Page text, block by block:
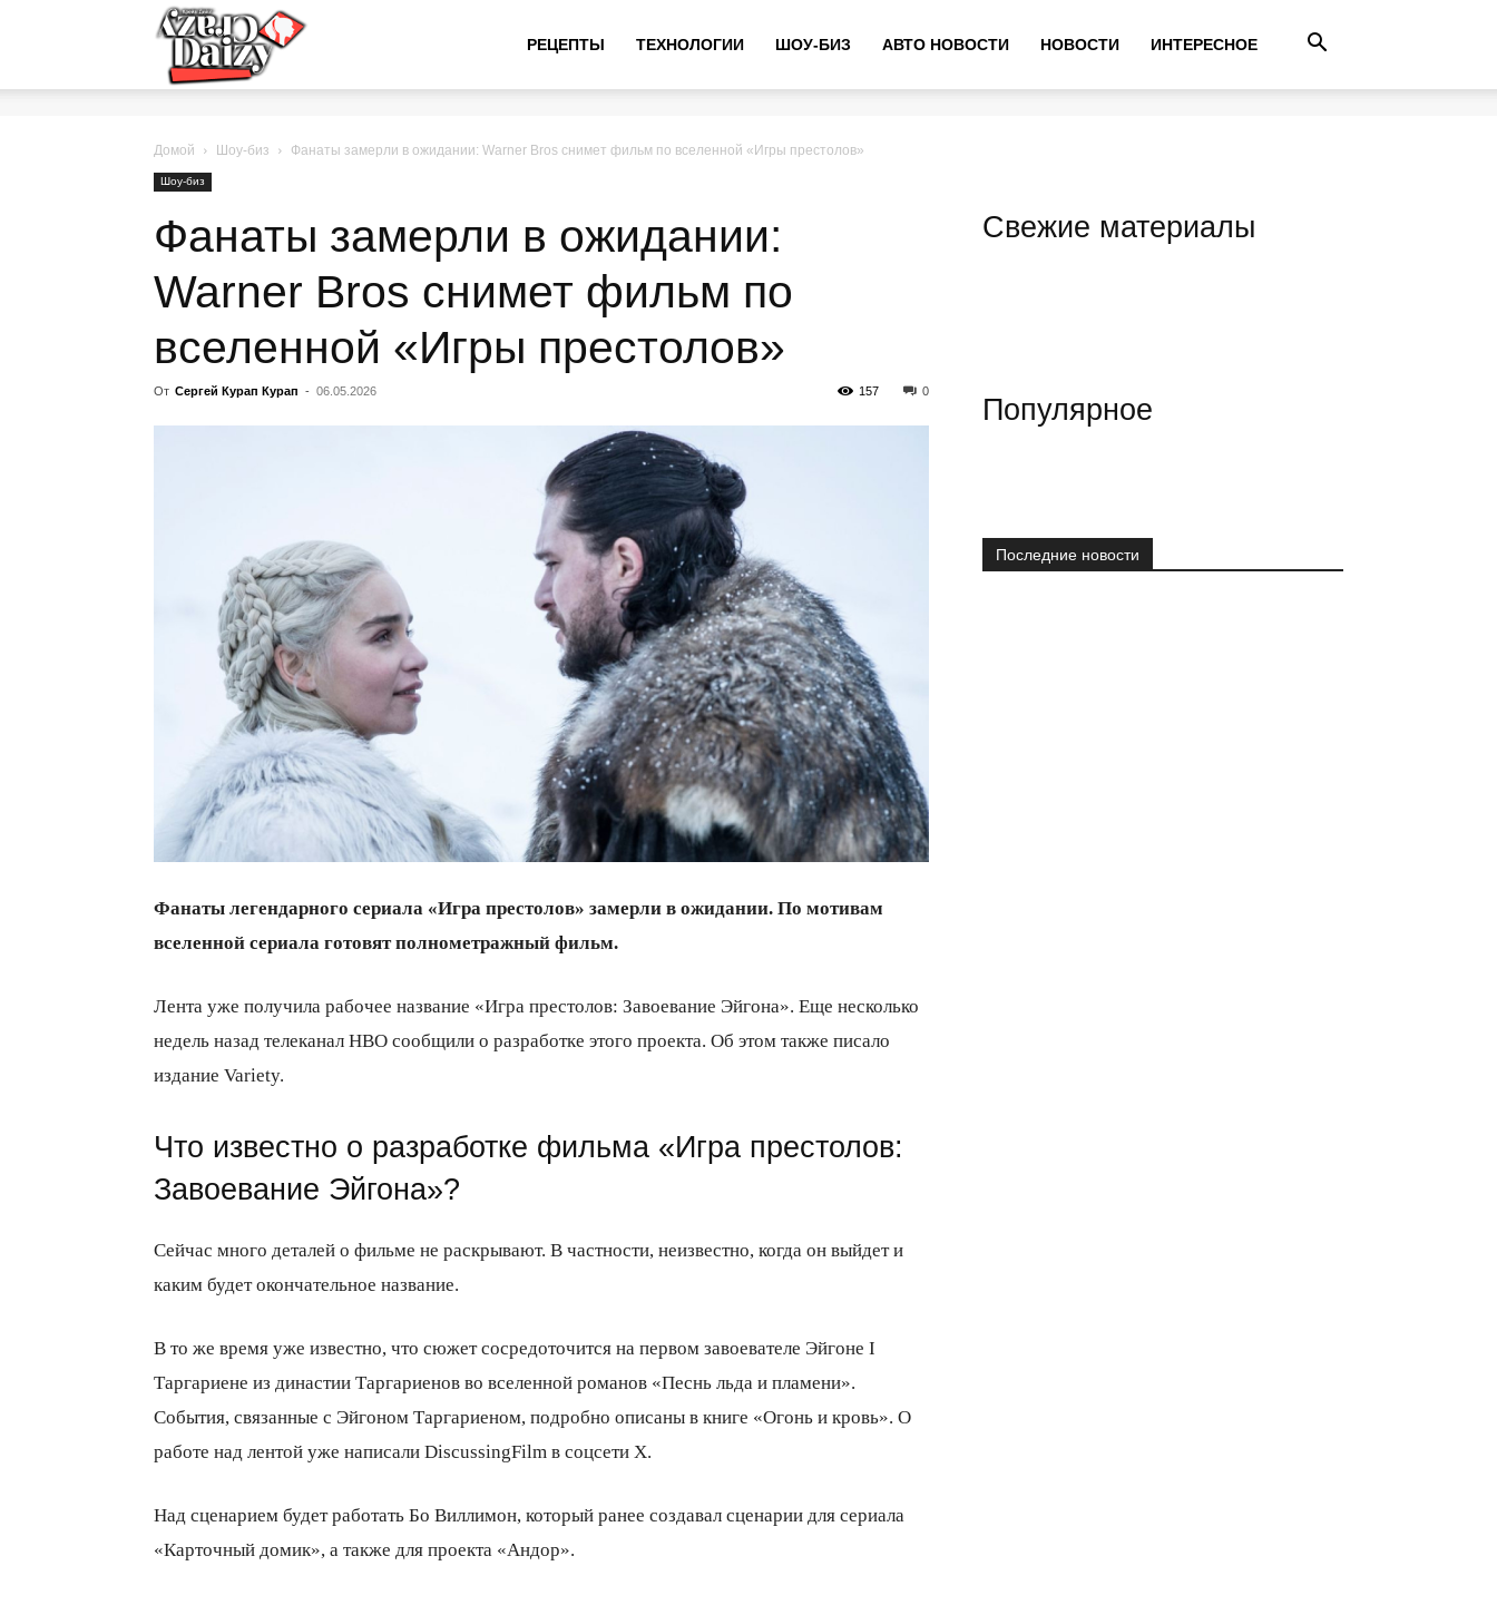
сумашедшие
новости
всем
РЕЦЕПТЫ ТЕХНОЛОГИИ ШОУ-БИЗ АВТО НОВОСТИ НОВОСТИ ИНТЕРЕСНОЕ
Домой Шоу-биз Фанаты замерли в ожидании: Warner Bros снимет фильм по вселенной «Игры престолов»
Шоу-биз
Фанаты замерли в ожидании:
Warner Bros снимет фильм по
вселенной «Игры престолов»
От Сергей Курап Курап - 06.05.2026 0
157
Фанаты легендарного сериала «Игра престолов» замерли в ожидании. По мотивам
вселенной сериала готовят полнометражный фильм.
Лента уже получила рабочее название «Игра престолов: Завоевание Эйгона». Еще несколько
недель назад телеканал HBO сообщили о разработке этого проекта. Об этом также писало
издание Variety.
Что известно о разработке фильма «Игра престолов:
Завоевание Эйгона»?
Сейчас много деталей о фильме не раскрывают. В частности, неизвестно, когда он выйдет и
каким будет окончательное название.
В то же время уже известно, что сюжет сосредоточится на первом завоевателе Эйгоне I
Таргариене из династии Таргариенов во вселенной романов «Песнь льда и пламени».
События, связанные с Эйгоном Таргариеном, подробно описаны в книге «Огонь и кровь». О
работе над лентой уже написали DiscussingFilm в соцсети X.
Над сценарием будет работать Бо Виллимон, который ранее создавал сценарии для сериала
«Карточный домик», а также для проекта «Андор».
Свежие материалы
Популярное
Последние новости